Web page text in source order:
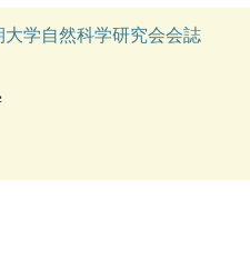
学自然科学研究会会誌